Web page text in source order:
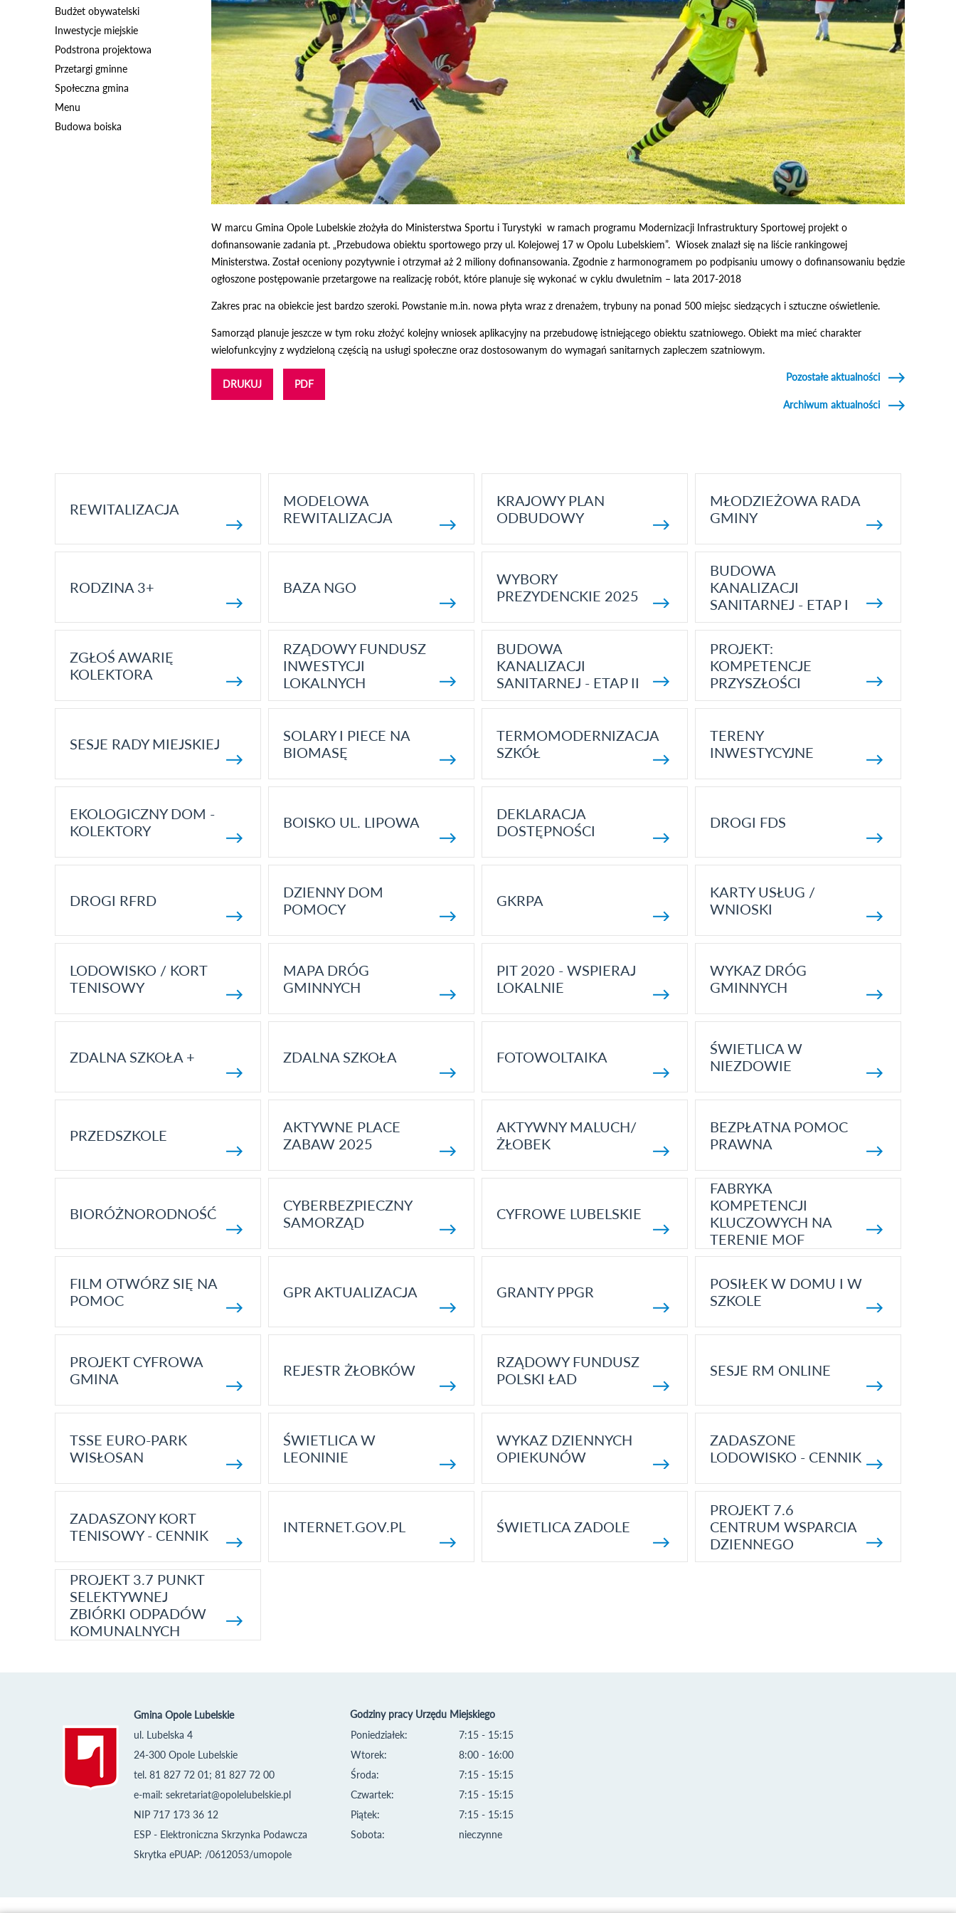
Budżet obywatelski
Inwestycje miejskie
Podstrona projektowa
Przetargi gminne
Społeczna gmina
Menu
Budowa boiska
W marcu Gmina Opole Lubelskie złożyła do Ministerstwa Sportu i Turystyki w ramach programu Modernizacji Infrastruktury Sportowej projekt o
dofinansowanie zadania pt. „Przebudowa obiektu sportowego przy ul. Kolejowej 17 w Opolu Lubelskiem”. Wiosek znalazł się na liście rankingowej
Ministerstwa. Został oceniony pozytywnie i otrzymał aż 2 miliony dofinansowania. Zgodnie z harmonogramem po podpisaniu umowy o dofinansowaniu będzie
ogłoszone postępowanie przetargowe na realizację robót, które planuje się wykonać w cyklu dwuletnim – lata 2017-2018
Zakres prac na obiekcie jest bardzo szeroki. Powstanie m.in. nowa płyta wraz z drenażem, trybuny na ponad 500 miejsc siedzących i sztuczne oświetlenie.
Samorząd planuje jeszcze w tym roku złożyć kolejny wniosek aplikacyjny na przebudowę istniejącego obiektu szatniowego. Obiekt ma mieć charakter
wielofunkcyjny z wydzieloną częścią na usługi społeczne oraz dostosowanym do wymagań sanitarnych zapleczem szatniowym.
DRUKUJ PDF
Pozostałe aktualności
Archiwum aktualności
REWITALIZACJA
MODELOWA
REWITALIZACJA
KRAJOWY PLAN
ODBUDOWY
MŁODZIEŻOWA RADA
GMINY
RODZINA 3+ BAZA NGO
WYBORY
PREZYDENCKIE 2025
BUDOWA
KANALIZACJI
SANITARNEJ - ETAP I
ZGŁOŚ AWARIĘ
KOLEKTORA
RZĄDOWY FUNDUSZ
INWESTYCJI
LOKALNYCH
BUDOWA
KANALIZACJI
SANITARNEJ - ETAP II
PROJEKT:
KOMPETENCJE
PRZYSZŁOŚCI
SESJE RADY MIEJSKIEJ
SOLARY I PIECE NA
BIOMASĘ
TERMOMODERNIZACJA
SZKÓŁ
TERENY
INWESTYCYJNE
EKOLOGICZNY DOM -
KOLEKTORY
BOISKO UL. LIPOWA
DEKLARACJA
DOSTĘPNOŚCI
DROGI FDS
DROGI RFRD
DZIENNY DOM
POMOCY
GKRPA
KARTY USŁUG /
WNIOSKI
LODOWISKO / KORT
TENISOWY
MAPA DRÓG
GMINNYCH
PIT 2020 - WSPIERAJ
LOKALNIE
WYKAZ DRÓG
GMINNYCH
ZDALNA SZKOŁA + ZDALNA SZKOŁA FOTOWOLTAIKA
ŚWIETLICA W
NIEZDOWIE
PRZEDSZKOLE
AKTYWNE PLACE
ZABAW 2025
AKTYWNY MALUCH/
ŻŁOBEK
BEZPŁATNA POMOC
PRAWNA
BIORÓŻNORODNOŚĆ
CYBERBEZPIECZNY
SAMORZĄD
CYFROWE LUBELSKIE
FABRYKA
KOMPETENCJI
KLUCZOWYCH NA
TERENIE MOF
FILM OTWÓRZ SIĘ NA
POMOC
GPR AKTUALIZACJA GRANTY PPGR
POSIŁEK W DOMU I W
SZKOLE
PROJEKT CYFROWA
GMINA
REJESTR ŻŁOBKÓW
RZĄDOWY FUNDUSZ
POLSKI ŁAD
SESJE RM ONLINE
TSSE EURO-PARK
WISŁOSAN
ŚWIETLICA W
LEONINIE
WYKAZ DZIENNYCH
OPIEKUNÓW
ZADASZONE
LODOWISKO - CENNIK
ZADASZONY KORT
TENISOWY - CENNIK
INTERNET.GOV.PL ŚWIETLICA ZADOLE
PROJEKT 7.6
CENTRUM WSPARCIA
DZIENNEGO
PROJEKT 3.7 PUNKT
SELEKTYWNEJ
ZBIÓRKI ODPADÓW
KOMUNALNYCH
Gmina Opole Lubelskie
ul. Lubelska 4
24-300 Opole Lubelskie
tel. 81 827 72 01; 81 827 72 00
e-mail: sekretariat@opolelubelskie.pl
NIP 717 173 36 12
ESP - Elektroniczna Skrzynka Podawcza
Skrytka ePUAP: /0612053/umopole
Godziny pracy Urzędu Miejskiego
Poniedziałek:
Wtorek:
Środa:
Czwartek:
Piątek:
Sobota:
7:15 - 15:15
8:00 - 16:00
7:15 - 15:15
7:15 - 15:15
7:15 - 15:15
nieczynne